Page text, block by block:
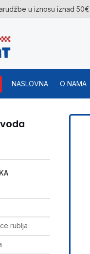
u iznosu iznad 50€
NASLOVNA O NAMA
rublja